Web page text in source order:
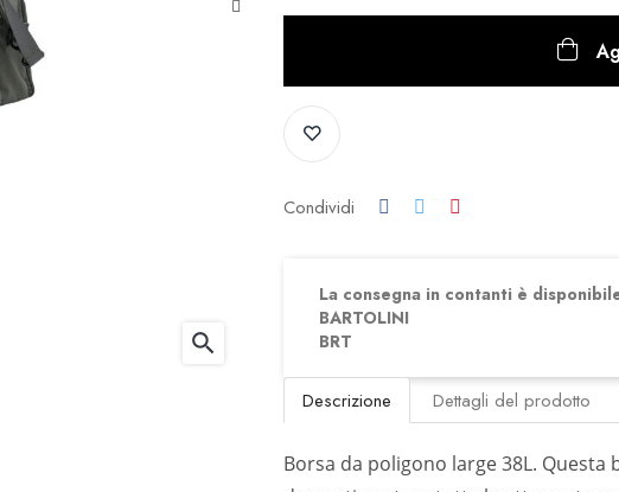
search
Condividi
La consegna in contanti è
BARTOLINI
BRT
Descrizione Dettagli del prodotto
Borsa da poligono large 38L.